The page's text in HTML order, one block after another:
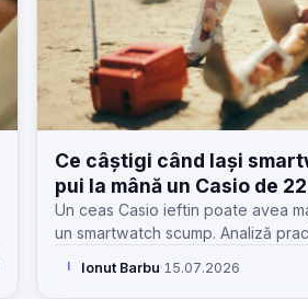
Ce câștigi când lași
pui la mână un Casio de
Un ceas Casio ieftin poate avea
un smartwatch scump. Analiză
zilnic.
I Ionut Barbu· 15.07.2026